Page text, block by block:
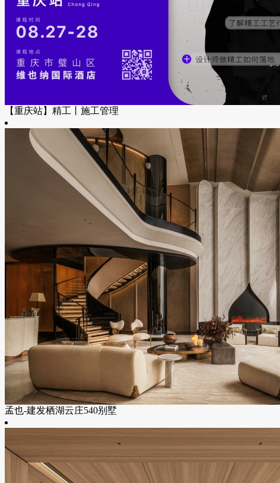
【重庆站】精工丨施工管理
孟也-建发栖湖云庄540别墅